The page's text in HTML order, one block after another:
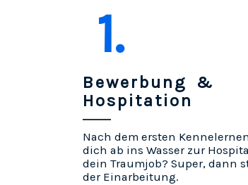
1.
Bewerbung &
Hospitation
Nach dem ersten
dich ab ins Wasser zur
dein Traumjob? Super, dann
der Einarbeitung.